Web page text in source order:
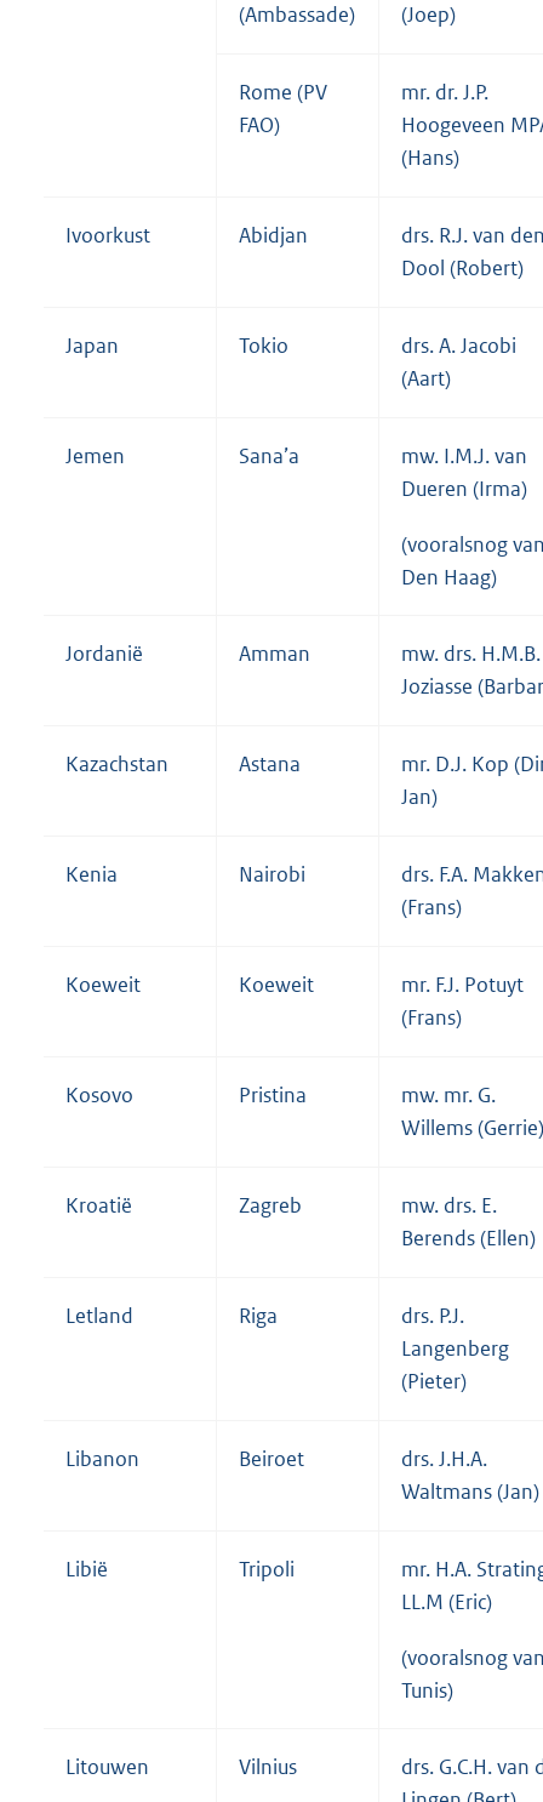
(Ambassade)
(Joep)
Rome (PV
FAO)
mr. dr. J.P.
Hoogeveen
(Hans)
Ivoorkust Abidjan
drs. R.J. van
Dool (Robert)
Japan Tokio
drs. A. Jacobi
(Aart)
Jemen Sana’a
mw. I.M.J. van
Dueren (Irma)
(vooralsnog
Den Haag)
Jordanië Amman
mw. drs. H.M.B.
Joziasse
Kazachstan Astana
mr. D.J. Kop
Jan)
Kenia Nairobi
drs. F.A.
(Frans)
Koeweit Koeweit
mr. F.J. Potuyt
(Frans)
Kosovo Pristina
mw. mr. G.
Willems (Gerrie)
Kroatië Zagreb
mw. drs. E.
Berends (Ellen)
Letland Riga
drs. P.J.
Langenberg
(Pieter)
Libanon Beiroet
drs. J.H.A.
Waltmans (Jan)
Libië Tripoli
mr. H.A.
LL.M (Eric)
(vooralsnog
Tunis)
Litouwen Vilnius
drs. G.C.H. van